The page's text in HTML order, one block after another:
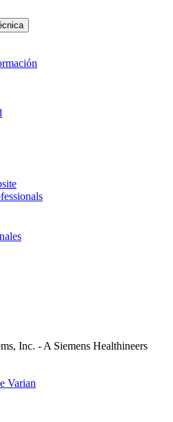
Inc. - A Siemens Healthineers
Varian